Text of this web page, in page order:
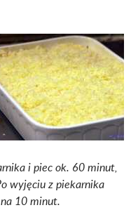
i piec ok. 60 minut,
wyjęciu z piekarnika
10 minut.